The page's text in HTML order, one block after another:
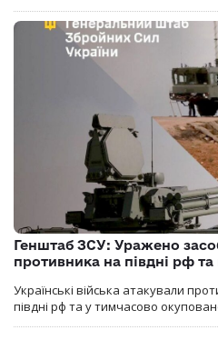
Генштаб ЗСУ: Уражено
противника на півдні рф
Українські війська атакували
півдні рф та у тимчасово